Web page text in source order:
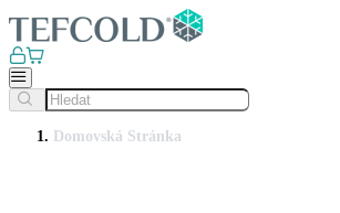
Domovská Stránka